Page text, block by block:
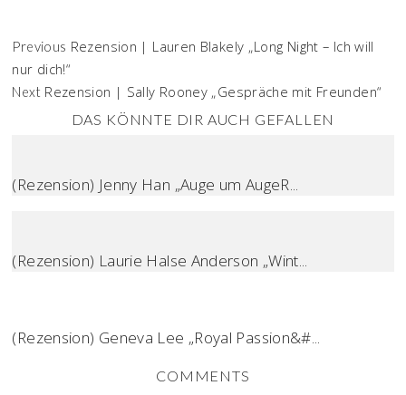
Previous Rezension | Lauren Blakely „Long Night – Ich will
nur dich!“
Next Rezension | Sally Rooney „Gespräche mit Freunden“
DAS KÖNNTE DIR AUCH GEFALLEN
(Rezension) Jenny Han „Auge um AugeR...
(Rezension) Laurie Halse Anderson „Wint...
(Rezension) Geneva Lee „Royal Passion&#...
COMMENTS